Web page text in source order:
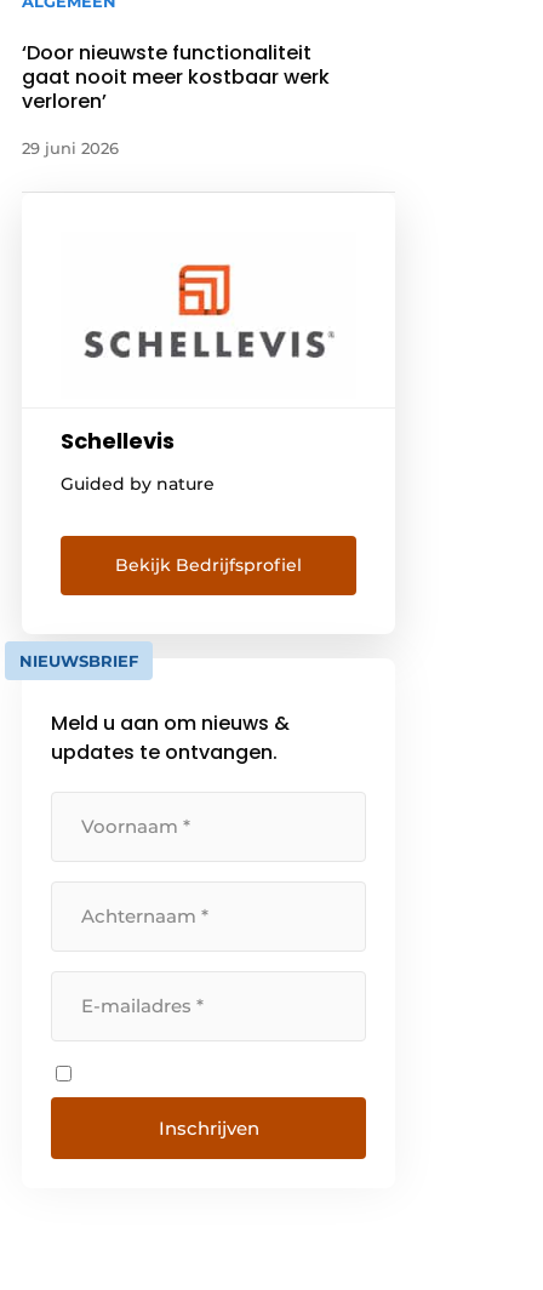
‘Door nieuwste functionaliteit
gaat nooit meer kostbaar werk
verloren’
29 juni 2026
Schellevis
Guided by nature
Bekijk Bedrijfsprofiel
NIEUWSBRIEF
Meld u aan om nieuws &
updates te ontvangen.